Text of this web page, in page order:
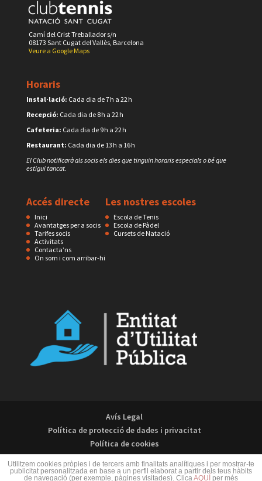
Camí del Crist Treballador s/n
08173 Sant Cugat del Vallès, Barcelona
Veure a Google Maps
Horaris
Instal·lació: Cada dia de 7 h a 22 h
Recepció: Cada dia de 8 h a 22 h
Cafeteria: Cada dia de 9 h a 22 h
Restaurant: Cada dia de 13 h a 16 h
El Club notificarà als socis els dies que tinguin horaris especials o bé que
estigui tancat.
Accés directe
Inici
Avantatges per a socis
Tarifes socis
Activitats
Contacta’ns
On som i com arribar-hi
Les nostres escoles
Escola de Tenis
Escola de Pàdel
Cursets de Natació
Avís Legal
Política de protecció de dades i privacitat
Política de cookies
Utilitzem cookies pròpies i de tercers amb finalitats analítiques i per mostrar-te
publicitat personalitzada en base a un perfil elaborat a partir dels teus hàbits
de navegació (per exemple, pàgines visitades). ClicaAQUÍ per més